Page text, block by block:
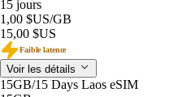
15 jours
1,00 $US/GB
15,00 $US
Faible latence
Voir les détails
15GB/15 Days Laos eSIM